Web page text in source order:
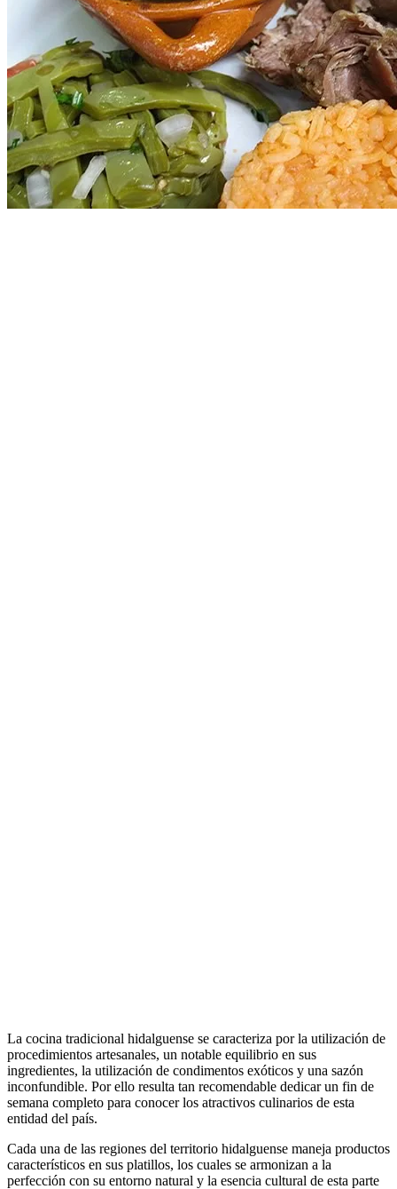
La cocina tradicional hidalguense se caracteriza por la utilización de
procedimientos artesanales, un notable equilibrio en sus
ingredientes, la utilización de condimentos exóticos y una sazón
inconfundible. Por ello resulta tan recomendable dedicar un fin de
semana completo para conocer los atractivos culinarios de esta
entidad del país.
Cada una de las regiones del territorio hidalguense maneja productos
característicos en sus platillos, los cuales se armonizan a la
perfección con su entorno natural y la esencia cultural de esta parte